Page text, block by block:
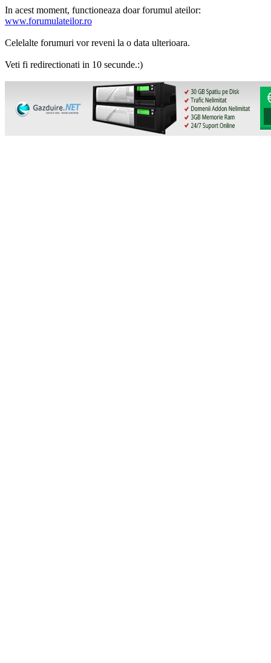
In acest moment, functioneaza doar forumul ateilor:
www.forumulateilor.ro
Celelalte forumuri vor reveni la o data ulterioara.
Veti fi redirectionati in 10 secunde.:)